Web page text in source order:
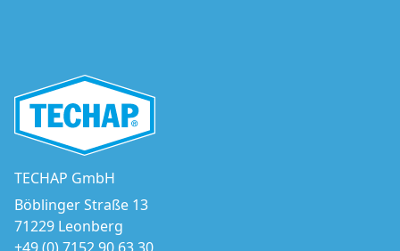
TECHAP GmbH
Böblinger Straße 13
71229 Leonberg